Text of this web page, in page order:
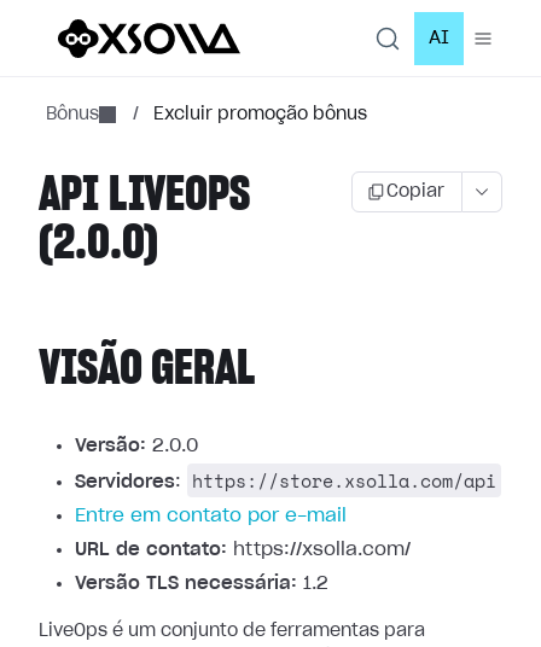
AI
Bônus / Excluir promoção bônus
API LIVEOPS
(2.0.0)
Copiar
VISÃO GERAL
Versão: 2.0.0
Servidores: https://store.xsolla.com/api
Entre em contato por e-mail
URL de contato: https://xsolla.com/
Versão TLS necessária: 1.2
LiveOps é um conjunto de ferramentas para